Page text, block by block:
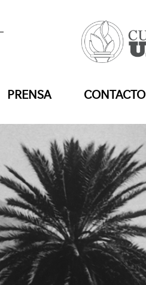
PRENSA CONTACTO